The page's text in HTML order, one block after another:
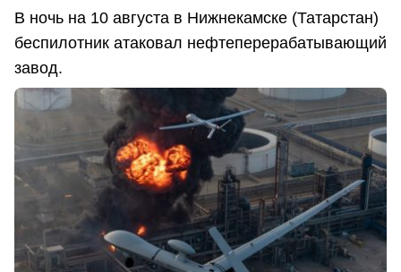
В ночь на 10 августа в Нижнекамске (Татарстан)
беспилотник атаковал нефтеперерабатывающий
завод.